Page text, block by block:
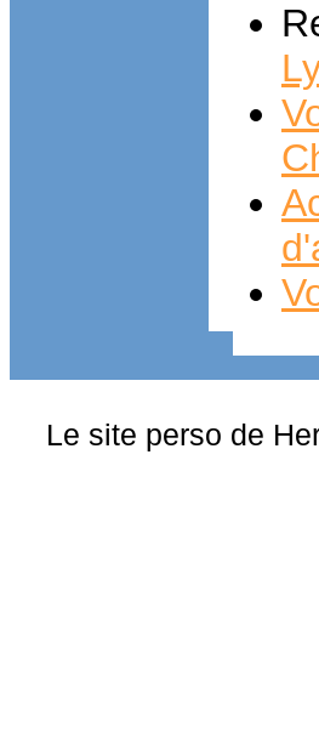
Le site perso de